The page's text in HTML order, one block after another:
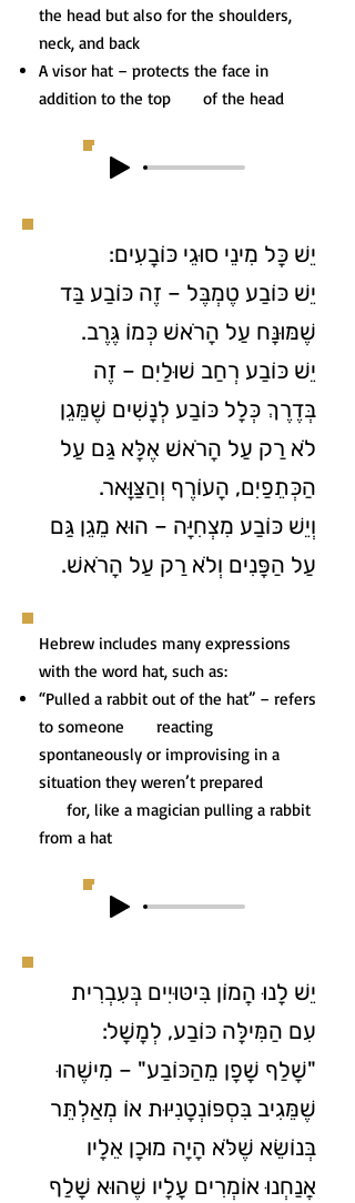
the head but also for the shoulders,
neck, and back
A visor hat – protects the face in
addition to the top of the head
יֵשׁ כָּל מִינֵי סוּגֵי כּוֹבָעִים:
יֵשׁ כּוֹבַע טֶמְבֶּל – זֶה כּוֹבַע בַּד
שֶׁמּוּנָּח עַל הָרֹאשׁ כְּמוֹ גֶּרֶב.
יֵשׁ כּוֹבַע רְחַב שׁוּלַיִם – זֶה
בְּדֶרֶךְ כְּלָל כּוֹבַע לְנָשִׁים שֶׁמֵּגֵן
לֹא רַק עַל הָרֹאשׁ אֶלָּא גַּם עַל
הַכְּתֵפַיִם, הָעוֹרֶף וְהַצַּוָּאר.
וְיֵשׁ כּוֹבַע מִצְחִיָּה – הוּא מֵגֵן גַּם
עַל הַפָּנִים וְלֹא רַק עַל הָרֹאשׁ.
Hebrew includes many expressions
with the word hat, such as:
“Pulled a rabbit out of the hat” – refers
to someone reacting
spontaneously or improvising in a
situation they weren’t prepared
for, like a magician pulling a rabbit
from a hat
יֵשׁ לָנוּ הֲמוֹן בִּיטּוּיִים בְּעִבְרִית
עִם הַמִּילָּה כּוֹבַע, לְמָשָׁל:
"שָׁלַף שָׁפָן מֵהַכּוֹבַע" – מִישֶׁהוּ
שֶׁמֵּגִיב בִּסְפּוֹנְטָנִיּוּת אוֹ מְאַלְתֵּר
בְּנוֹשֵׂא שֶׁלֹּא הָיָה מוּכָן אֵלָיו
אֲנַחְנוּ אוֹמְרִים עָלָיו שֶׁהוּא שָׁלַף